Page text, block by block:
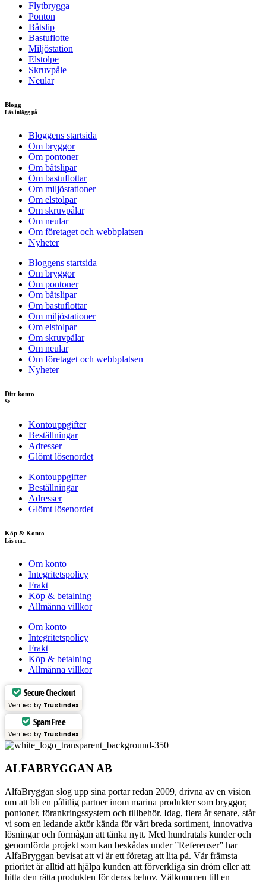
Flytbrygga
Ponton
Båtslip
Bastuflotte
Miljöstation
Elstolpe
Skruvpåle
Neular
Blogg
Läs inlägg på...
Bloggens startsida
Om bryggor
Om pontoner
Om båtslipar
Om bastuflottar
Om miljöstationer
Om elstolpar
Om skruvpålar
Om neular
Om företaget och webbplatsen
Nyheter
Bloggens startsida
Om bryggor
Om pontoner
Om båtslipar
Om bastuflottar
Om miljöstationer
Om elstolpar
Om skruvpålar
Om neular
Om företaget och webbplatsen
Nyheter
Ditt konto
Se...
Kontouppgifter
Beställningar
Adresser
Glömt lösenordet
Kontouppgifter
Beställningar
Adresser
Glömt lösenordet
Köp & Konto
Läs om...
Om konto
Integritetspolicy
Frakt
Köp & betalning
Allmänna villkor
Om konto
Integritetspolicy
Frakt
Köp & betalning
Allmänna villkor
Secure Checkout
Verified by Trustindex
Spam Free
Verified by Trustindex
ALFABRYGGAN AB
AlfaBryggan slog upp sina portar redan 2009, drivna av en vision
om att bli en pålitlig partner inom marina produkter som bryggor,
pontoner, förankringssystem och tillbehör. Idag, flera år senare, står
vi som en ledande aktör kända för vårt breda sortiment, innovativa
lösningar och förmågan att tänka nytt. Med hundratals kunder och
genomförda projekt som kan beskådas under ”Referenser” har
AlfaBryggan bevisat att vi är ett företag att lita på. Vår främsta
prioritet är alltid att hjälpa kunden att förverkliga sin dröm eller att
hitta den rätta produkten för deras behov. Välkommen till en